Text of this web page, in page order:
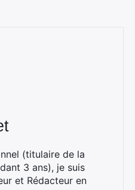
(titulaire de la
3 ans), je suis
et Rédacteur en